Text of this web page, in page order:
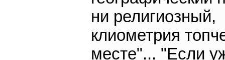
ни религиозный,
клиометрия
месте"... "Если